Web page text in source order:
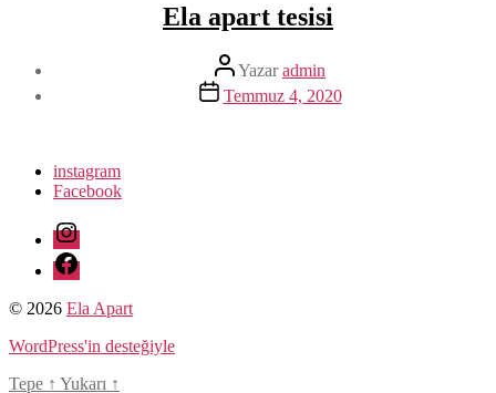
Ela apart tesisi
Yazının
yazarı
Yazaradmin
Yazı
tarihi
Temmuz 4, 2020
instagram
Facebook
instagram
Facebook
© 2026 Ela Apart
WordPress'in desteğiyle
Tepe ↑ Yukarı ↑